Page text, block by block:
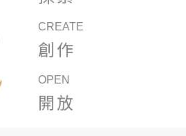
CREATE
創作
OPEN
開放